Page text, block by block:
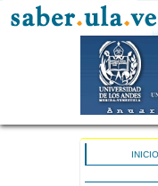
INICIO